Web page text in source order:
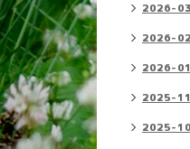
2026-03
2026-02
2026-01
2025-11
2025-10